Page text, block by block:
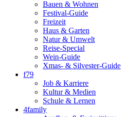
Bauen & Wohnen
Festival-Guide
Freizeit
Haus & Garten
Natur & Umwelt
Reise-Special
Wein-Guide
Xmas- & Silvester-Guide
f79
Job & Karriere
Kultur & Medien
Schule & Lernen
4family